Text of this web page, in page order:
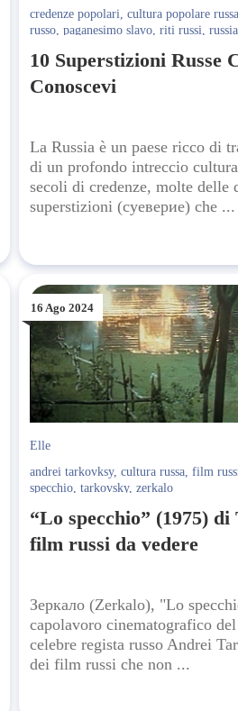
credenze popolari, cultura popolare russa
russo, paganesimo slavo, riti russi, russia
toccare legno,tradizioni russe,usanze
vita contadina
10 Superstizioni Russe
Conoscevi
La Russia è un paese ricco di
di un profondo intreccio
secoli di credenze, molte delle
superstizioni (суеверие) che ...
16 Ago 2024
Elle
andrei tarkovksy, cultura russa, film
specchio, tarkovsky, zerkalo
“Lo specchio” (1975)
film russi da vedere
Зеркало (Zerkalo), "Lo
capolavoro cinematografico
celebre regista russo Andrei
dei film russi che non ...